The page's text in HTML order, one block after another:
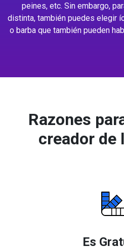
peines, etc. Sin embargo,
distinta, también puedes elegir
o barba que también pueden
Razones
creador de
Es